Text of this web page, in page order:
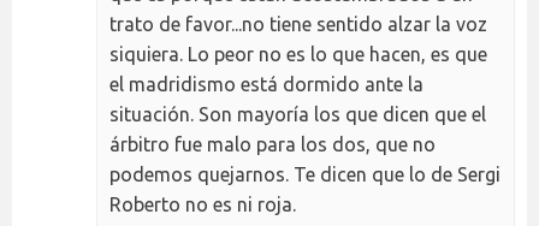
trato de favor...no tiene sentido alzar la voz
siquiera. Lo peor no es lo que hacen, es que
el madridismo está dormido ante la
situación. Son mayoría los que dicen que el
árbitro fue malo para los dos, que no
podemos quejarnos. Te dicen que lo de Sergi
Roberto no es ni roja.